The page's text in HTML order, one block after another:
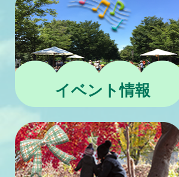
イベント情報